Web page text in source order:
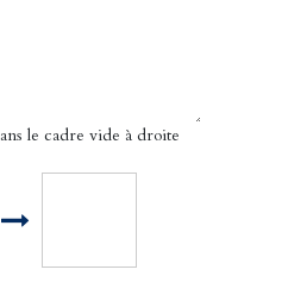
le cadre vide à droite